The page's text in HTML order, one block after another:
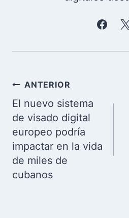
Navegación
de
entradas
ANTERIOR
El nuevo sistema
de visado digital
europeo podría
impactar en la vida
de miles de
cubanos